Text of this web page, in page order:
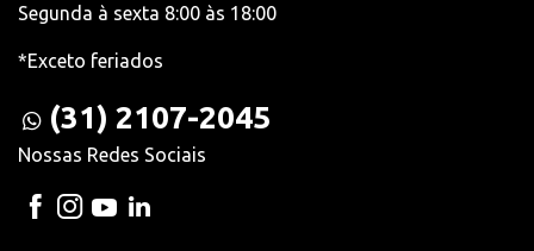
Segunda à sexta 8:00 às 18:00
*Exceto feriados
(31) 2107-2045
Nossas Redes Sociais